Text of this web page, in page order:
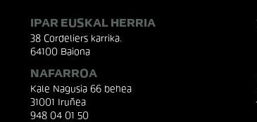
IPAR EUSKAL HERRIA
38 Cordeliers karrika.
64100 Baiona
NAFARROA
Kale Nagusia 66 behea
31001 Iruñea
948 04 01 50